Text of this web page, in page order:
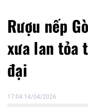
Rượu nếp
xưa lan tỏa
đại
17:04 14/04/2026